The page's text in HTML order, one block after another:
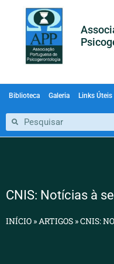
Biblioteca Galeria Links Úteis
CNIS: Notícias à
INÍCIO »ARTIGOS »CNIS: